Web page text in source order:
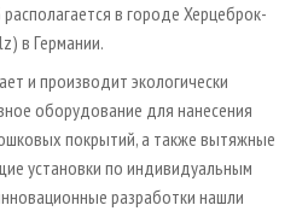
в городе Херцеброк-
в Германии.
и производит экологически
оборудование для нанесения
покрытий, а также вытяжные
установки по индивидуальным
разработки нашли